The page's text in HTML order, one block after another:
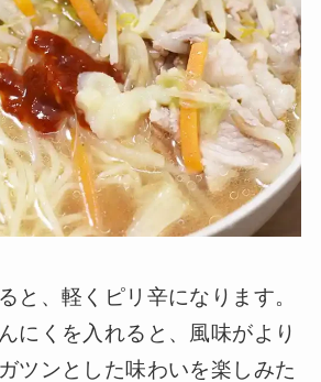
と、軽くピリ辛になります。
にくを入れると、風味がより
ツンとした味わいを楽しみた